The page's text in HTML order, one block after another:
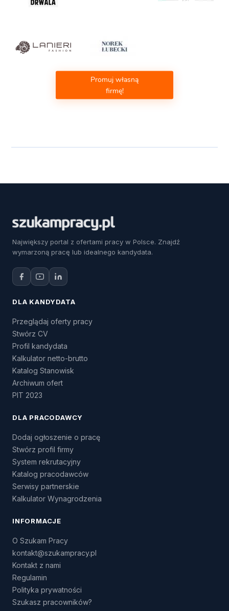
Promuj własną
firmę!
Największy portal z ofertami pracy w Polsce. Znajdź
wymarzoną pracę lub idealnego kandydata.
DLA KANDYDATA
Przeglądaj oferty pracy
Stwórz CV
Profil kandydata
Kalkulator netto-brutto
Katalog Stanowisk
Archiwum ofert
PIT 2023
DLA PRACODAWCY
Dodaj ogłoszenie o pracę
Stwórz profil firmy
System rekrutacyjny
Katalog pracodawców
Serwisy partnerskie
Kalkulator Wynagrodzenia
INFORMACJE
O Szukam Pracy
kontakt@szukampracy.pl
Kontakt z nami
Regulamin
Polityka prywatności
Szukasz pracowników?